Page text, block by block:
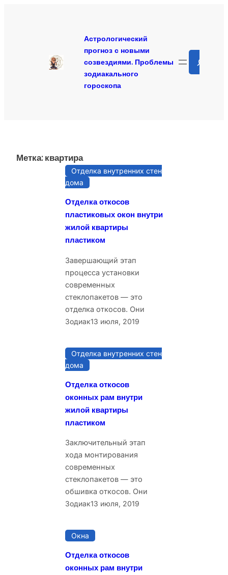
Астрологический
прогноз с новыми
созвездиями. Проблемы
зодиакального
гороскопа
Метка:квартира
Отделка внутренних стен
дома
Отделка откосов
пластиковых окон внутри
жилой квартиры
пластиком
Завершающий этап
процесса установки
современных
стеклопакетов — это
отделка откосов. Они
Зодиак13 июля, 2019
Отделка внутренних стен
дома
Отделка откосов
оконных рам внутри
жилой квартиры
пластиком
Заключительный этап
хода монтирования
современных
стеклопакетов — это
обшивка откосов. Они
Зодиак13 июля, 2019
Окна
Отделка откосов
оконных рам внутри